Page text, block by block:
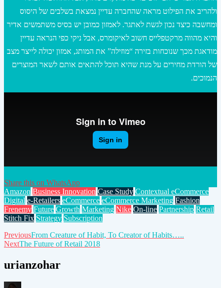
ולהריב את הפילוט מראה שהחברה עדיין נמצאת בשלבים של היסוס
ומחשבה כיצד נכון לגשת לאתגר. לאמזון כמובן יש בסיס משתמשים אדיר
והיא מהווה מרקטפלייס חשוב לאיקומרס, אבל ניקי כפי הנראה עדיין
מודאגת מכך שנוכחות בזירה “מוזילה” את המותג, אמזון יכולה לייצר מצב
של הורדת מחירים על מנת שהיא תוכל להתאים אותם לשאר המוצרים
הנמוכים.
Share this on WhatsApp
Amazon Business Innovation Case Study Contextual eCommerce
Digital e-Retailers eCommerce eCommerce Marketing Fashion
Frenemy Future Growth Marketing Nike On-line Partnership Retail
Stitch Fix Strategy Subscription
Post
navigation
PreviousFrom Creature of Habit, To Creator of Habits…..
NextThe Future of Retail 2018
urianzohar